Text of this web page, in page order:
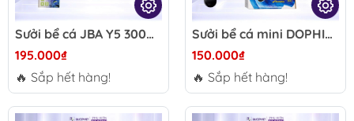
Sưởi bể cá JBA Y5 300W/500W - Điều chỉnh nhiệt độ điện tử, chống bỏng, tự ngắt khi rời nước
195.000₫
🔥 Sắp hết hàng!
Sưởi bể cá mini DOPHIN siêu nhỏ cho bể cá mini để bàn 10w siêu mini 10w-25w-50w
150.000₫
🔥 Sắp hết hàng!